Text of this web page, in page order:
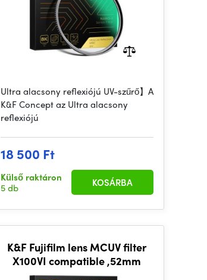
Ultra alacsony reflexiójú UV-szűrő】A
K&F Concept az Ultra alacsony
reflexiójú
18 500 Ft
Külső raktáron
5 db
KOSÁRBA
K&F Fujifilm lens MCUV filter
X100VI compatible ,52mm